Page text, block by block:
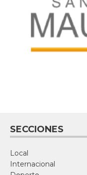
SECCIONES
Local
Internacional